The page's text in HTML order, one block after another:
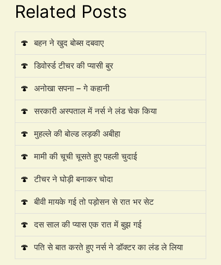
Related Posts
🍄 बहन ने खुद बोब्स दबवाए
🍄 डिवोर्स्ड टीचर की प्यासी बुर
🍄 अनोखा सपना – गे कहानी
🍄 सरकारी अस्पताल में नर्स ने लंड चेक किया
🍄 मुहल्ले की बोल्ड लड़की अबीहा
🍄 मामी की चूची चूसते हुए पहली चुदाई
🍄 टीचर ने घोड़ी बनाकर चोदा
🍄 बीवी मायके गई तो पड़ोसन से रात भर सेट
🍄 दस साल की प्यास एक रात में बुझ गई
🍄 पति से बात करते हुए नर्स ने डॉक्टर का लंड ले लिया